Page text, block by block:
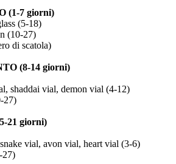
(1-7 giorni)
(5-18)
(10-27)
di scatola)
(8-14 giorni)
shaddai vial, demon vial (4-12)
27)
21 giorni)
vial, avon vial, heart vial (3-6)
27)